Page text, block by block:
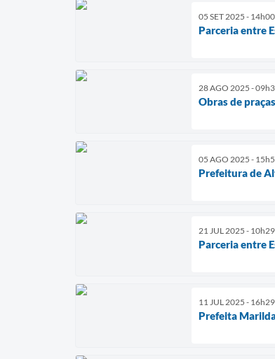
05 SET 2025 - 14h00
Parceria entre
28 AGO 2025 -
Obras de
05 AGO 2025 -
Prefeitura de
21 JUL 2025 - 10h29
Parceria entre
11 JUL 2025 - 16h29
Prefeita